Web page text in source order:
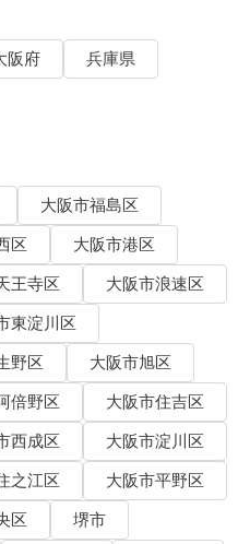
阪府
兵庫県
大阪市福島区
区
大阪市港区
王寺区
大阪市浪速区
東淀川区
野区
大阪市旭区
倍野区
大阪市住吉区
西成区
大阪市淀川区
之江区
大阪市平野区
区
堺市